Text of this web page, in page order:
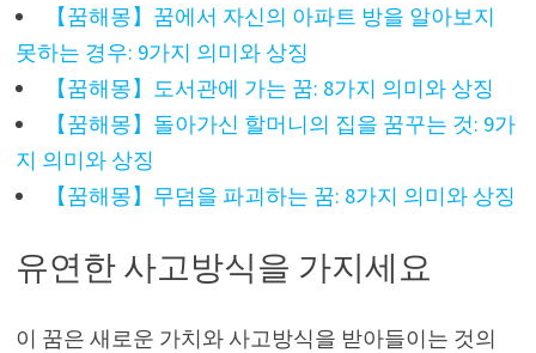
【꿈해몽】꿈에서 자신의 아파트 방을 알아보지
못하는 경우: 9가지 의미와 상징
【꿈해몽】도서관에 가는 꿈: 8가지 의미와 상징
【꿈해몽】돌아가신 할머니의 집을 꿈꾸는 것: 9가
지 의미와 상징
【꿈해몽】무덤을 파괴하는 꿈: 8가지 의미와 상징
유연한 사고방식을 가지세요
이 꿈은 새로운 가치와 사고방식을 받아들이는 것의